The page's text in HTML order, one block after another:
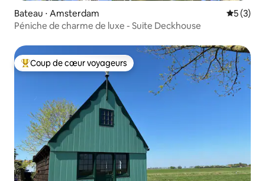
Bateau ⋅ Amsterdam
5 (3)
Péniche de charme de luxe - Suite Deckhouse
Coups de cœur voyageurs les plus appréciés
Coup de cœur voyageurs